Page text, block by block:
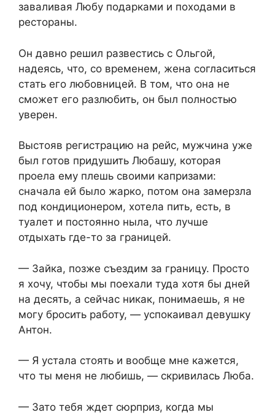
заваливая Любу подарками и походами в
рестораны.
Он давно решил развестись с Ольгой,
надеясь, что, со временем, жена согласиться
стать его любовницей. В том, что она не
сможет его разлюбить, он был полностью
уверен.
Выстояв регистрацию на рейс, мужчина уже
был готов придушить Любашу, которая
проела ему плешь своими капризами:
сначала ей было жарко, потом она замерзла
под кондиционером, хотела пить, есть, в
туалет и постоянно ныла, что лучше
отдыхать где-то за границей.
— Зайка, позже съездим за границу. Просто
я хочу, чтобы мы поехали туда хотя бы дней
на десять, а сейчас никак, понимаешь, я не
могу бросить работу, — успокаивал девушку
Антон.
— Я устала стоять и вообще мне кажется,
что ты меня не любишь, — скривилась Люба.
— Зато тебя ждет сюрприз, когда мы